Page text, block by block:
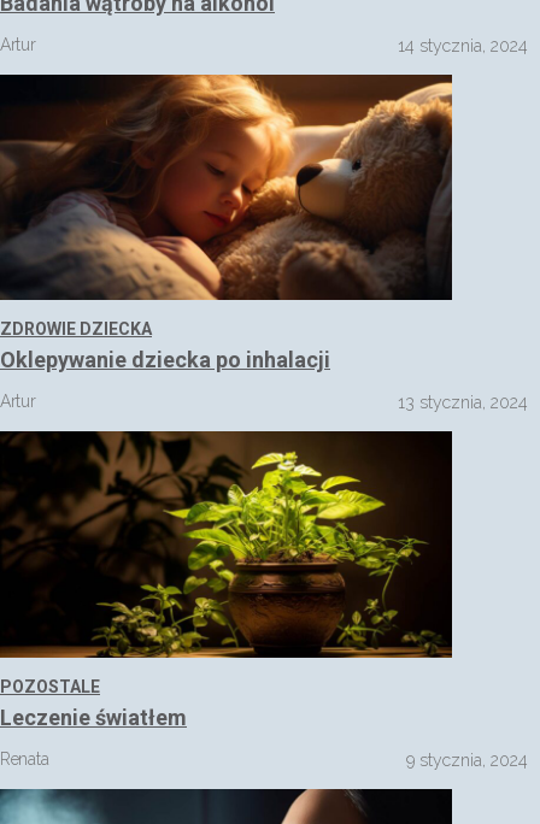
Artur 14 stycznia, 2024
ZDROWIE DZIECKA
Oklepywanie dziecka po inhalacji
Artur 13 stycznia, 2024
POZOSTALE
Leczenie światłem
Renata 9 stycznia, 2024